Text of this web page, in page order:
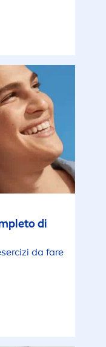
di
da fare